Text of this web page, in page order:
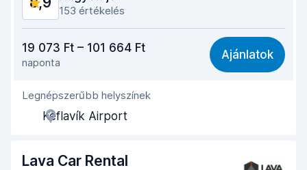
153 értékelés
8,5
Könnyű megtalálás 9,0
Ügynöki segítőkészség
Az autó átvételéhez szükséges idő
Az autó leadásához szükséges idő
19 073 Ft – 101 664 Ft
naponta
Ajánlatok
Legnépszerűbb helyszínek
Keflavík Airport
Lava Car Rental